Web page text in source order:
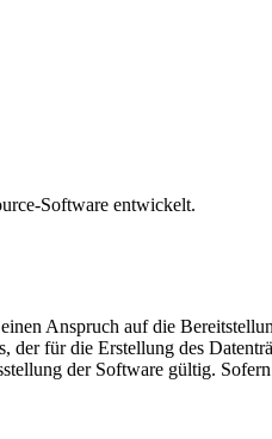
Software entwickelt.
Anspruch auf die
der für die Erstellung des
der Software gültig.